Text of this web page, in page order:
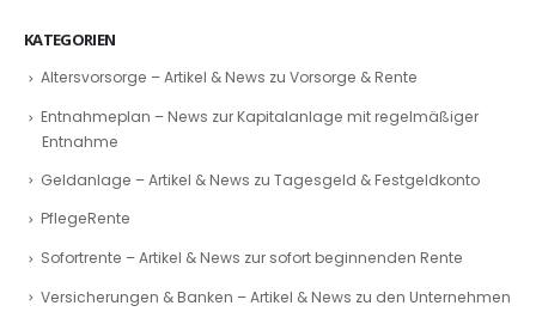
KATEGORIEN
Altersvorsorge – Artikel & News zu Vorsorge & Rente
Entnahmeplan – News zur Kapitalanlage mit regelmäßiger
Entnahme
Geldanlage – Artikel & News zu Tagesgeld & Festgeldkonto
PflegeRente
Sofortrente – Artikel & News zur sofort beginnenden Rente
Versicherungen & Banken – Artikel & News zu den Unternehmen